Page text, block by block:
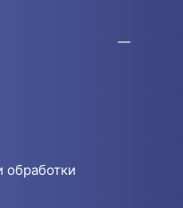
обработки